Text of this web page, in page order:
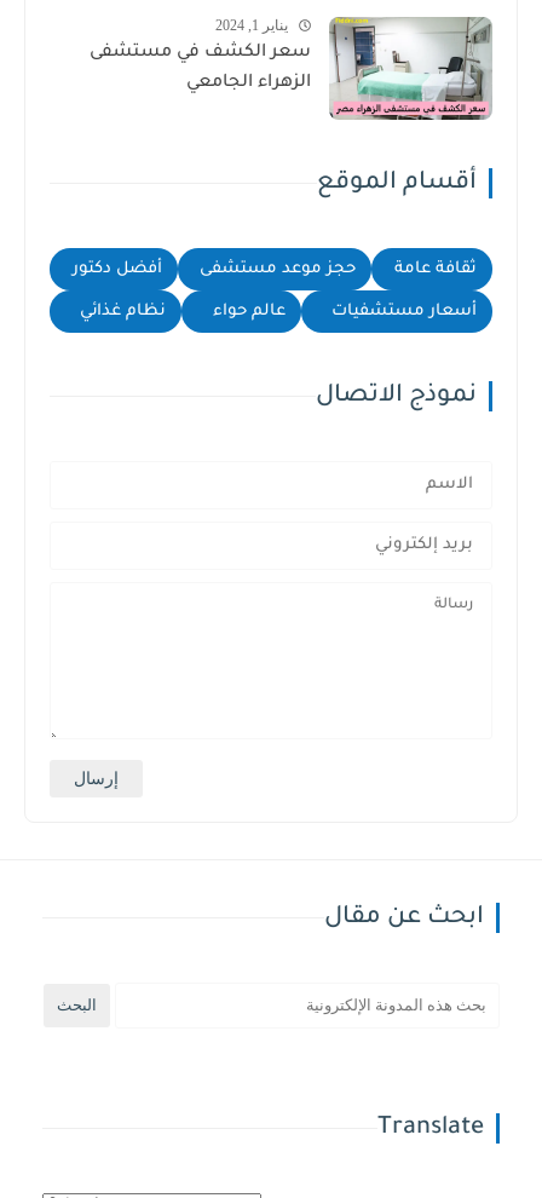
يناير 1, 2024
سعر الكشف في مستشفى
الزهراء الجامعي
أقسام الموقع
ثقافة عامة حجز موعد مستشفى أفضل دكتور
أسعار مستشفيات عالم حواء نظام غذائي
نموذج الاتصال
ابحث عن مقال
Translate